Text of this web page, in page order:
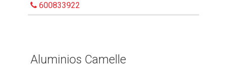
600833922
Aluminios Camelle